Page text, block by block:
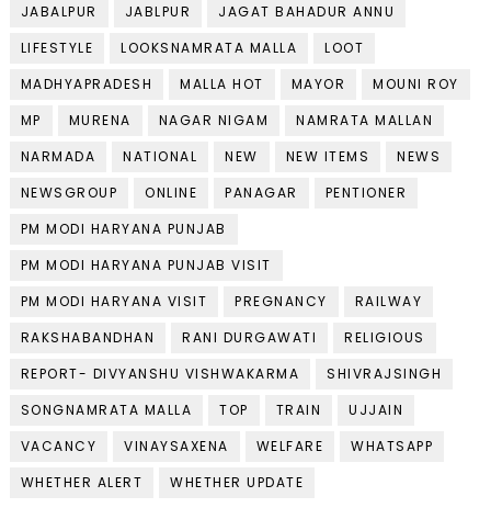
JABALPUR
JABLPUR
JAGAT BAHADUR ANNU
LIFESTYLE
LOOKSNAMRATA MALLA
LOOT
MADHYAPRADESH
MALLA HOT MAYOR
MOUNI ROY
MP
MURENA NAGAR NIGAM
NAMRATA MALLAN
NARMADA
NATIONAL NEW NEW ITEMS
NEWS
NEWSGROUP
ONLINE PANAGAR
PENTIONER
PM MODI HARYANA PUNJAB
PM MODI HARYANA PUNJAB VISIT
PM MODI HARYANA VISIT
PREGNANCY
RAILWAY
RAKSHABANDHAN
RANI DURGAWATI
RELIGIOUS
REPORT- DIVYANSHU VISHWAKARMA
SHIVRAJSINGH
SONGNAMRATA MALLA
TOP TRAIN
UJJAIN
VACANCY
VINAYSAXENA WELFARE
WHATSAPP
WHETHER ALERT
WHETHER UPDATE